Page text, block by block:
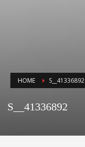
HOME S__41336892
S__41336892